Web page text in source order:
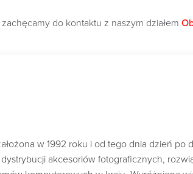
do kontaktu z naszym działem
w 1992 roku i od tego dnia dzień
akcesoriów fotograficznych,